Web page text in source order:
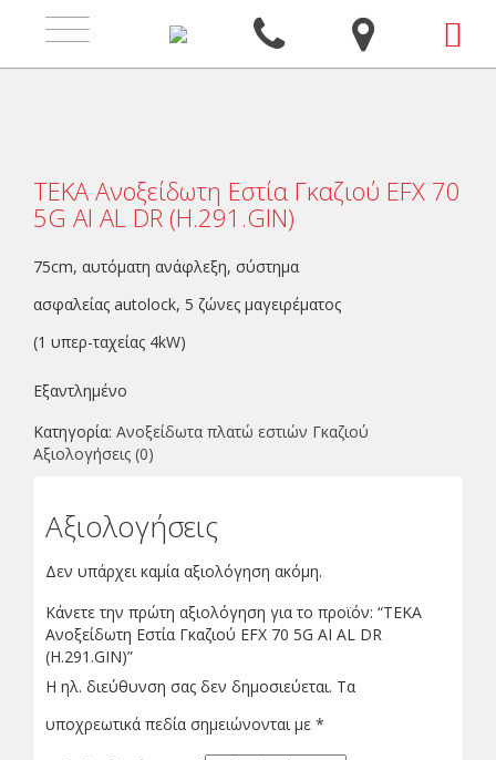
Toggle
navigation
ΤΕΚΑ Ανοξείδωτη Εστία Γκαζιού EFX 70
5G AI AL DR (H.291.GIN)
75cm, αυτόματη ανάφλεξη, σύστημα
ασφαλείας autolock, 5 ζώνες μαγειρέματος
(1 υπερ-ταχείας 4kW)
Εξαντλημένο
Κατηγορία: Ανοξείδωτα πλατώ εστιών Γκαζιού
Αξιολογήσεις (0)
Αξιολογήσεις
Δεν υπάρχει καμία αξιολόγηση ακόμη.
Κάνετε την πρώτη αξιολόγηση για το προϊόν: “ΤΕΚΑ
Ανοξείδωτη Εστία Γκαζιού EFX 70 5G AI AL DR
(H.291.GIN)”
Η ηλ. διεύθυνση σας δεν δημοσιεύεται. Τα
υποχρεωτικά πεδία σημειώνονται με *